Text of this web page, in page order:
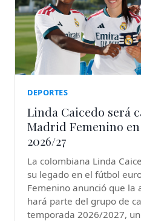
DEPORTES
Linda Caicedo será
Madrid Femenino
2026/27
La colombiana Linda
su legado en el fútbol
Femenino anunció que la
hará parte del grupo de
temporada 2026/2027,